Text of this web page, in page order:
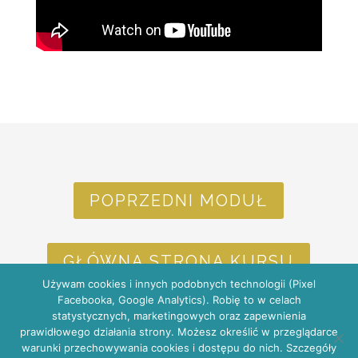
POPRZEDNI MODUŁ
GŁÓWNA STRONA KURSU
NASTĘPNY MODUŁ
Używam cookies i innych podobnych technologii (Pixel
Facebooka, Google Analytics). Robię to w celach
statystycznych, marketingowych oraz zapewnienia
prawidłowego działania strony. Możesz określić w przeglądarce
warunki przechowywania cookies i dostępu do nich. Szczegóły